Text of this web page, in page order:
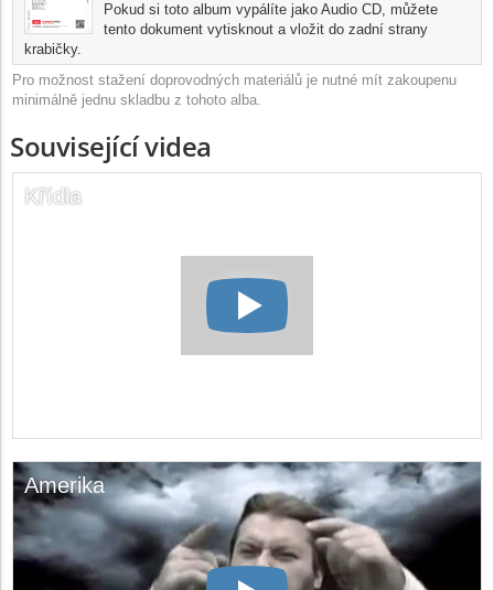
Pokud si toto album vypálíte jako Audio CD, můžete
tento dokument vytisknout a vložit do zadní strany
krabičky.
Pro možnost stažení doprovodných materiálů je nutné mít zakoupenu
minimálně jednu skladbu z tohoto alba.
Související videa
Křídla
Amerika